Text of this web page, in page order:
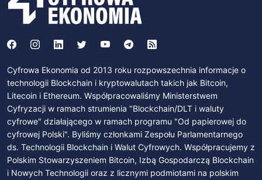
Cyfrowa Ekonomia od 2013 roku rozpowszechnia informacje o
technologii Blockchain i kryptowalutach takich jak Bitcoin,
Litecoin i Ethereum. Współpracowaliśmy Ministerstwem
Cyfryzacji w ramach strumienia "Blockchain/DLT i waluty
cyfrowe" działającego w ramach programu "Od papierowej do
cyfrowej Polski". Byliśmy członkami Zespołu Parlamentarnego
ds. Technologii Blockchain i Walut Cyfrowych. Współpracujemy z
Polskim Stowarzyszeniem Bitcoin, Izbą Gospodarczą Blockchain
i Nowych Technologii oraz z licznymi podmiotami na polskim